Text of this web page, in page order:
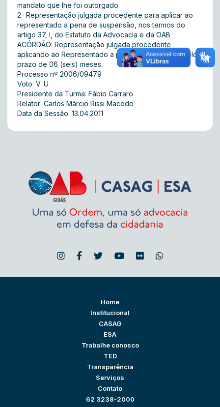
mandato que lhe foi outorgado.
2- Representação julgada procedente para aplicar ao
representado a pena de suspensão, nos termos do
artigo 37, I, do Estatuto da Advocacia e da OAB.
ACÓRDÃO: Representação julgada procedente
aplicando ao Representado a pena de suspensão pelo
prazo de 06 (seis) meses.
Processo nº 2006/09479
Voto: V. U
Presidente da Turma: Fábio Carraro
Relator: Carlos Márcio Rissi Macedo
Data da Sessão: 13.04.2011
Home
Institucional
CASAG
ESA
Trabalhe conosco
TED
Transparência
Serviços
Contato
62 3238-2000